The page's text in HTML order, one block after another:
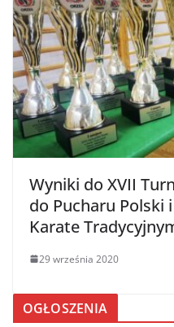
Wyniki do XVII
do Pucharu Polski
Karate
29 września 2020
OGŁOSZENIA